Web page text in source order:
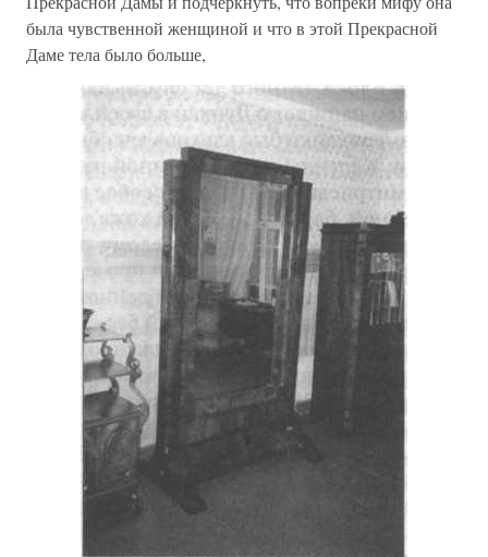
была чувственной женщиной и что в этой Прекрасной
Даме тела было больше,